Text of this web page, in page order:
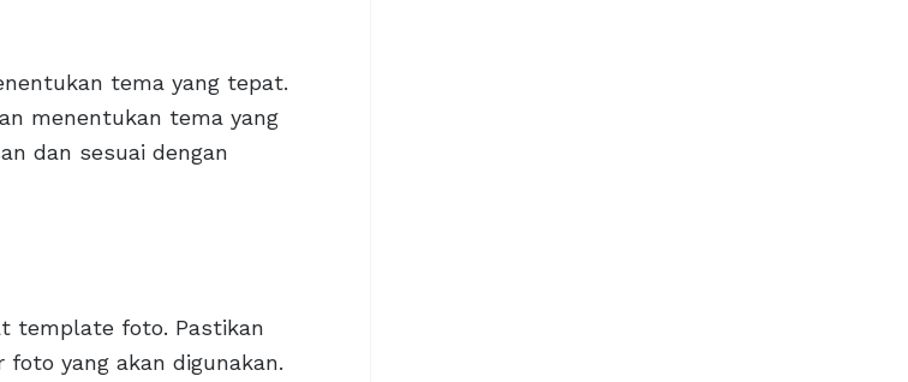
tema yang tepat.
menentukan tema yang
dan sesuai dengan
template foto. Pastikan
yang akan digunakan.